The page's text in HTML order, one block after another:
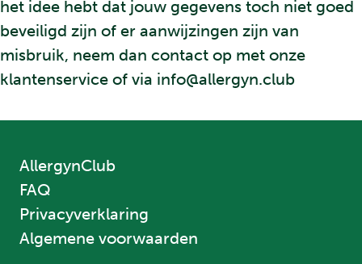
het idee hebt dat jouw gegevens toch niet goed
beveiligd zijn of er aanwijzingen zijn van
misbruik, neem dan contact op met onze
klantenservice of via info@allergyn.club
AllergynClub
FAQ
Privacyverklaring
Algemene voorwaarden